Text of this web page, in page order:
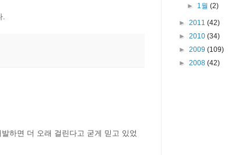
.
하면 더 오래 걸린다고 굳게 믿고 있었
► 1월 (2)
► 2011 (42)
► 2010 (34)
► 2009 (109)
► 2008 (42)